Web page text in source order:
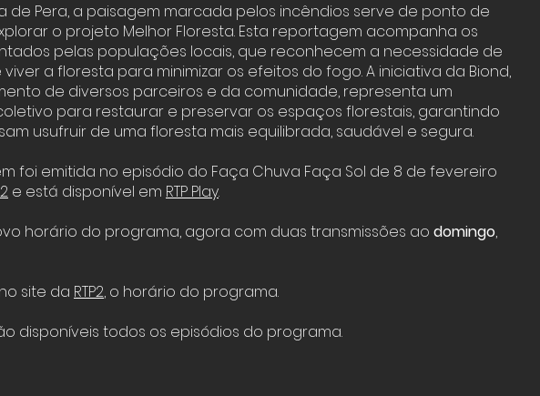
de Pera, a paisagem marcada pelos incêndios serve de ponto de
o projeto Melhor Floresta. Esta reportagem acompanha os
pelas populações locais, que reconhecem a necessidade de
viver a floresta para minimizar os efeitos do fogo. A iniciativa da Biond,
de diversos parceiros e da comunidade, representa um
para restaurar e preservar os espaços florestais, garantindo
usufruir de uma floresta mais equilibrada, saudável e segura.
foi emitida no episódio do Faça Chuva Faça Sol de 8 de fevereiro
e está disponível em RTP Play.
horário do programa, agora com duas transmissões ao domingo,
no site da RTP2, o horário do programa.
disponíveis todos os episódios do programa.